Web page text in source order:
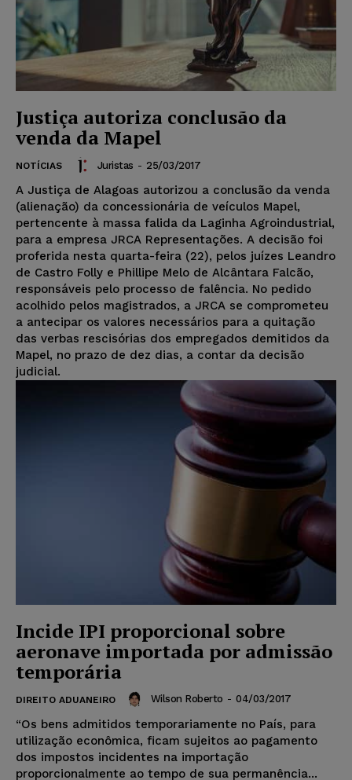
Justiça autoriza conclusão da
venda da Mapel
NOTÍCIAS Juristas - 25/03/2017
A Justiça de Alagoas autorizou a conclusão da venda
(alienação) da concessionária de veículos Mapel,
pertencente à massa falida da Laginha Agroindustrial,
para a empresa JRCA Representações. A decisão foi
proferida nesta quarta-feira (22), pelos juízes Leandro
de Castro Folly e Phillipe Melo de Alcântara Falcão,
responsáveis pelo processo de falência. No pedido
acolhido pelos magistrados, a JRCA se comprometeu
a antecipar os valores necessários para a quitação
das verbas rescisórias dos empregados demitidos da
Mapel, no prazo de dez dias, a contar da decisão
judicial.
Incide IPI proporcional sobre
aeronave importada por admissão
temporária
DIREITO ADUANEIRO Wilson Roberto - 04/03/2017
“Os bens admitidos temporariamente no País, para
utilização econômica, ficam sujeitos ao pagamento
dos impostos incidentes na importação
proporcionalmente ao tempo de sua permanência...